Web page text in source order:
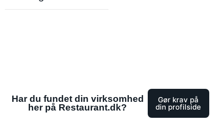
Har du fundet din virksomhed
her på Restaurant.dk?
Gør krav på
din profilside